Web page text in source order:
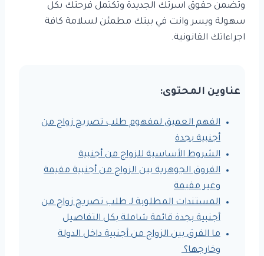
وتضمن حقوق اسرتك الجديدة وتكتمل فرحتك بكل
سهولة ويسر وانت في بيتك مطمئن لسلامة كافة
اجراءاتك القانونية.
عناوين المحتوى:
الفهم العميق لمفهوم طلب تصريح زواج من
أجنبية بجدة
الشروط الأساسية للزواج من أجنبية
الفروق الجوهرية بين الزواج من أجنبية مقيمة
وغير مقيمة
المستندات المطلوبة لـ طلب تصريح زواج من
أجنبية بجدة قائمة شاملة بكل التفاصيل
ما الفرق بين الزواج من أجنبية داخل الدولة
وخارجها؟